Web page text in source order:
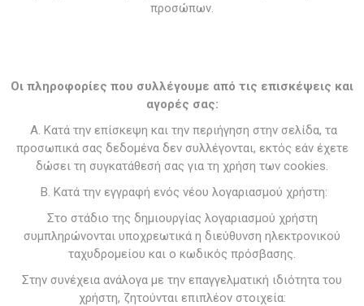
προσώπων.
Οι πληροφορίες που συλλέγουμε από τις επισκέψεις και
αγορές σας:
A. Κατά την επίσκεψη και την περιήγηση στην σελίδα, τα
προσωπικά σας δεδομένα δεν συλλέγονται, εκτός εάν έχετε
δώσει τη συγκατάθεσή σας για τη χρήση των cookies.
B. Κατά την εγγραφή ενός νέου λογαριασμού χρήστη:
Στο στάδιο της δημιουργίας λογαριασμού χρήστη
συμπληρώνονται υποχρεωτικά η διεύθυνση ηλεκτρονικού
ταχυδρομείου και ο κωδικός πρόσβασης.
Στην συνέχεια ανάλογα με την επαγγελματική ιδιότητα του
χρήστη, ζητούνται επιπλέον στοιχεία: